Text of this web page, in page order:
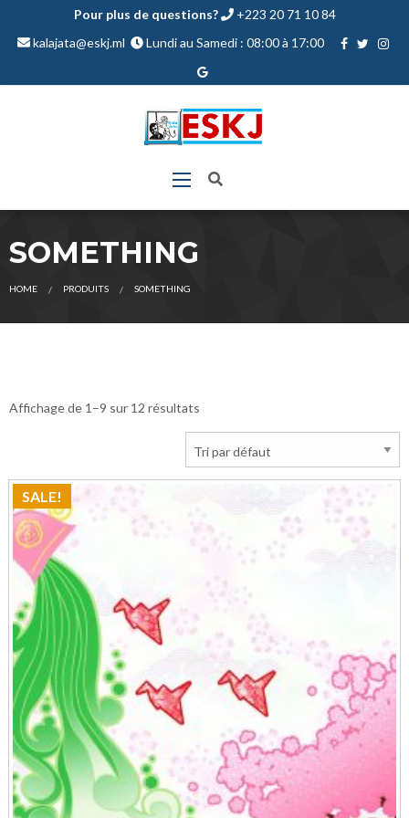
Pour plus de questions?
+223 20 71 10 84
kalajata@eskj.ml
Lundi au Samedi : 08:00 à 17:00
SOMETHING
HOME PRODUITS CURRENT:
SOMETHING
Affichage de 1–9 sur 12 résultats
SALE!